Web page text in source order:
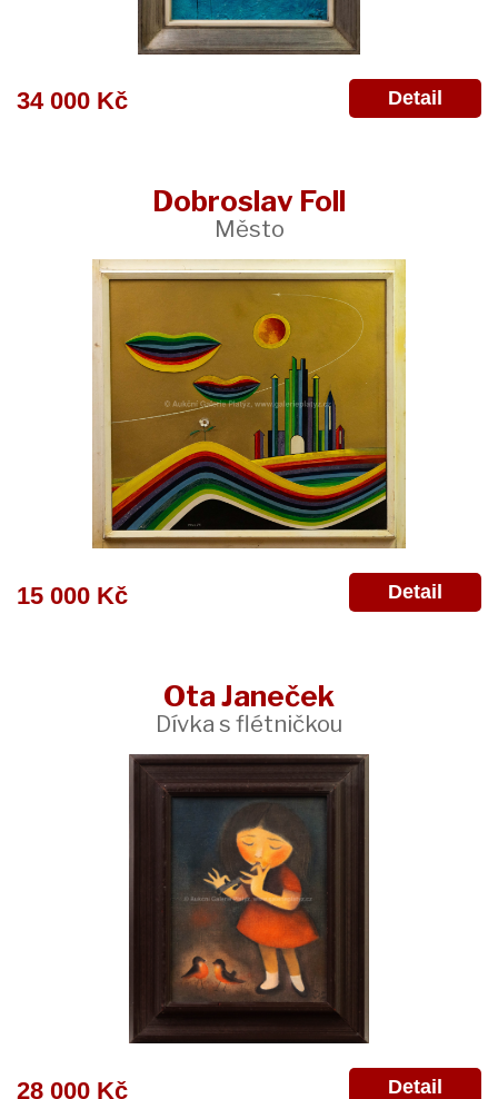
34 000 Kč Detail
Dobroslav Foll
Město
15 000 Kč Detail
Ota Janeček
Dívka s flétničkou
28 000 Kč Detail